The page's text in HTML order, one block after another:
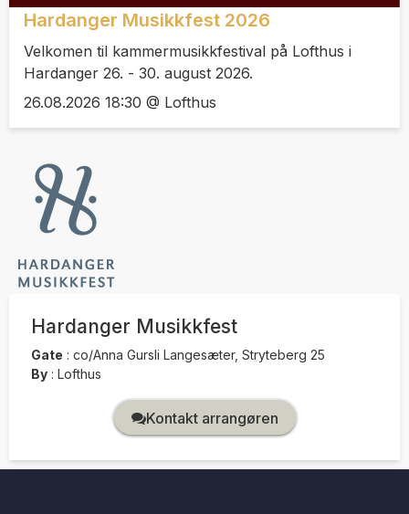
Hardanger Musikkfest 2026
Velkomen til kammermusikkfestival på Lofthus i
Hardanger 26. - 30. august 2026.
26.08.2026 18:30 @ Lofthus
Hardanger Musikkfest
Gate : co/Anna Gursli Langesæter, Stryteberg 25
By : Lofthus
Kontakt arrangøren